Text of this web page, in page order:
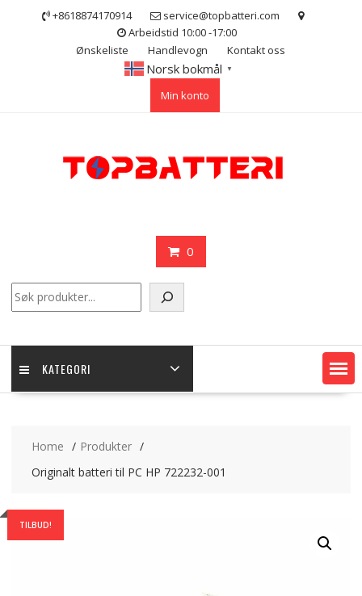
+8618874170914
service@topbatteri.com
Arbeidstid 10:00 -17:00
Ønskeliste
Handlevogn Kontakt oss
Norsk bokmål ▼
Min konto
0
KATEGORI
Home
Produkter
Originalt batteri til PC HP 722232-001
TILBUD!